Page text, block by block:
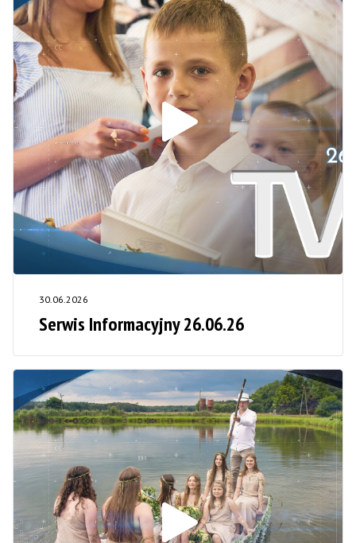
30.06.2026
Serwis Informacyjny 26.06.26